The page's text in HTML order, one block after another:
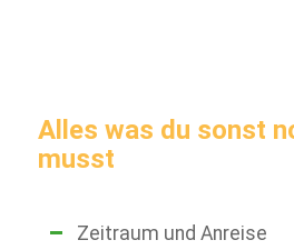
Alles was du sonst
musst
Zeitraum und Anreise